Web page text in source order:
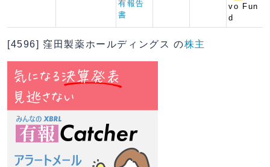
有報告
書
vo Fun
d
[4596] 窪田製薬ホールディングス の株主